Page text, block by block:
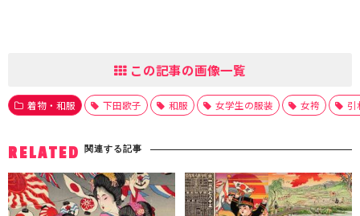
この記事の画像一覧
着物・和服 下田歌子 和服 女学生の服装 女袴 引
RELATED 関連する記事